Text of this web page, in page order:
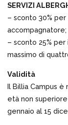
SERVIZI
– sconto 30%
accompagnatore;
– sconto 25%
massimo di
Validità
Il Billia Campus è
età non
gennaio al 15